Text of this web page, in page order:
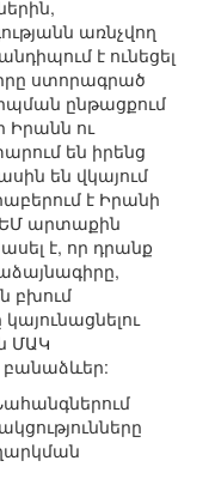
առնչվող
է ունեցել
ստորագրած
ընթացքում
Իրանն ու
են իրենց
են վկայում
է Իրանի
ԵՄ արտաքին
է, որ դրանք
բխում
ՄԱԿ
բանաձևեր: